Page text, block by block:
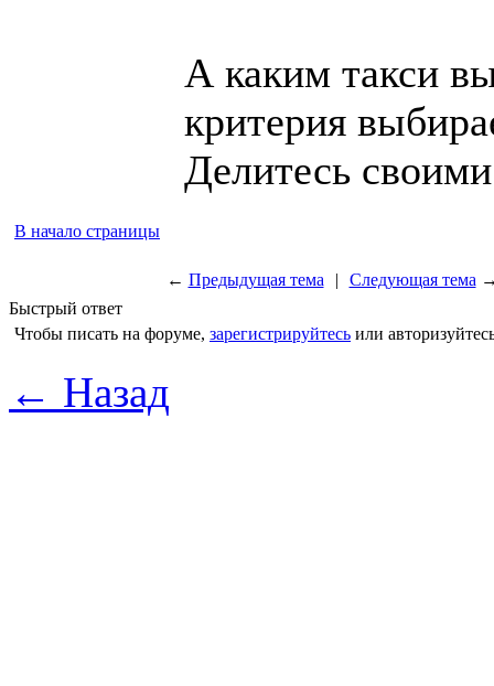
А каким такси
критерия
Делитесь
В начало страницы
← Предыдущая тема | Следующая тема
Быстрый ответ
Чтобы писать на форуме, зарегистрируйтесь или
← Назад